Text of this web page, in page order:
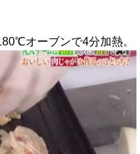
オーブンで4分加熱。